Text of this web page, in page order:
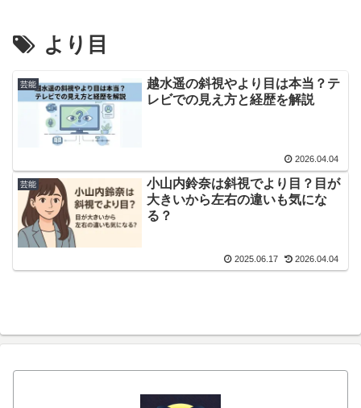
より目
芸能
越水遥の斜視やより目は本当？テ
レビでの見え方と経歴を解説
2026.04.04
芸能
小山内鈴奈は斜視でより目？目が
大きいから左右の違いも気にな
る？
2025.06.17 2026.04.04